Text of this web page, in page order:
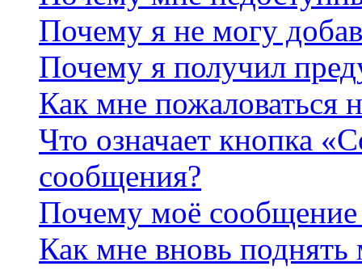
Почему я не могу
Почему я получил
Как мне пожаловаться
Что означает кнопка
сообщения?
Почему моё сообщение
Как мне вновь